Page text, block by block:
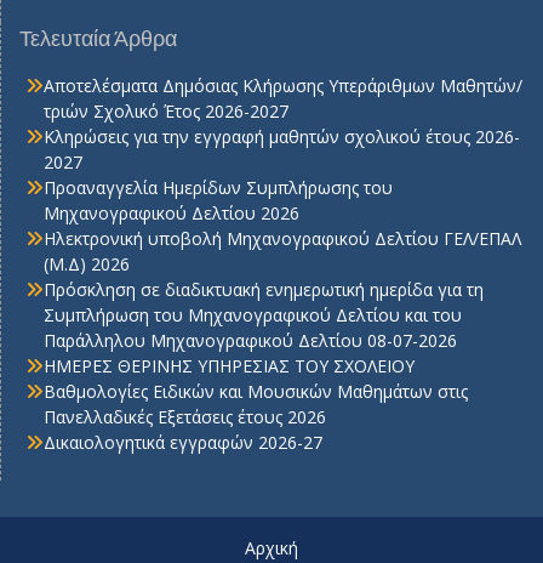
Τελευταία Άρθρα
Αποτελέσματα Δημόσιας Κλήρωσης Υπεράριθμων Μαθητών/
τριών Σχολικό Έτος 2026-2027
Κληρώσεις για την εγγραφή μαθητών σχολικού έτους 2026-
2027
Προαναγγελία Ημερίδων Συμπλήρωσης του
Μηχανογραφικού Δελτίου 2026
Ηλεκτρονική υποβολή Μηχανογραφικού Δελτίου ΓΕΛ/ΕΠΑΛ
(Μ.Δ) 2026
Πρόσκληση σε διαδικτυακή ενημερωτική ημερίδα για τη
Συμπλήρωση του Μηχανογραφικού Δελτίου και του
Παράλληλου Μηχανογραφικού Δελτίου 08-07-2026
ΗΜΕΡΕΣ ΘΕΡΙΝΗΣ ΥΠΗΡΕΣΙΑΣ ΤΟΥ ΣΧΟΛΕΙΟΥ
Βαθμολογίες Ειδικών και Μουσικών Μαθημάτων στις
Πανελλαδικές Εξετάσεις έτους 2026
Δικαιολογητικά εγγραφών 2026-27
Αρχική